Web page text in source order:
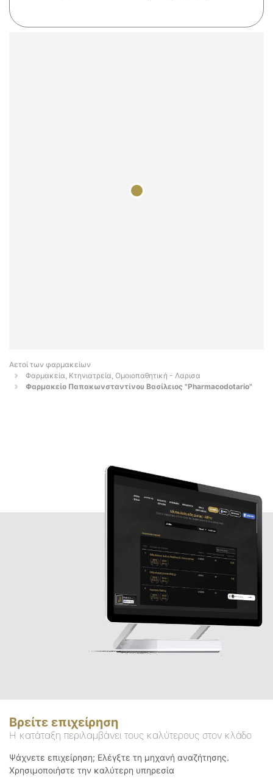
Αετοί των φαρμακείων
Φαρμακεία, Κτηνιατρεία, Ομοιοπαθητική - Λαρισα
Φαρμακείο Παπακωνσταντίνου Βασίλειος "Pharmacodotario"
Βρείτε επιχείρηση
Η κατάταξη περιλαμβάνει τους καλύτερους στον κλάδο
Ψάχνετε επιχείρηση; Ελέγξτε τη μηχανή αναζήτησης.
Χρησιμοποιήστε την καλύτερη υπηρεσία